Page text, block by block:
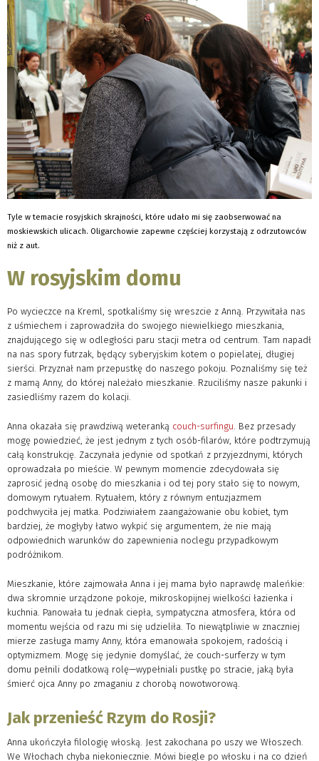
Tyle w temacie rosyjskich skrajności, które udało mi się zaobserwować na
moskiewskich ulicach. Oligarchowie zapewne częściej korzystają z odrzutowców
niż z aut.
W rosyjskim domu
Po wycieczce na Kreml, spotkaliśmy się wreszcie z Anną. Przywitała nas
z uśmiechem i zaprowadziła do swojego niewielkiego mieszkania,
znajdującego się w odległości paru stacji metra od centrum. Tam napadł
na nas spory futrzak, będący syberyjskim kotem o popielatej, długiej
sierści. Przyznał nam przepustkę do naszego pokoju. Poznaliśmy się też
z mamą Anny, do której należało mieszkanie. Rzuciliśmy nasze pakunki i
zasiedliśmy razem do kolacji.
Anna okazała się prawdziwą weteranką couch-surfingu . Bez przesady
mogę powiedzieć, że jest jednym z tych osób-filarów, które podtrzymują
całą konstrukcję. Zaczynała jedynie od spotkań z przyjezdnymi, których
oprowadzała po mieście. W pewnym momencie zdecydowała się
zaprosić jedną osobę do mieszkania i od tej pory stało się to nowym,
domowym rytuałem. Rytuałem, który z równym entuzjazmem
podchwyciła jej matka. Podziwiałem zaangażowanie obu kobiet, tym
bardziej, że mogłyby łatwo wykpić się argumentem, że nie mają
odpowiednich warunków do zapewnienia noclegu przypadkowym
podróżnikom.
Mieszkanie, które zajmowała Anna i jej mama było naprawdę maleńkie:
dwa skromnie urządzone pokoje, mikroskopijnej wielkości łazienka i
kuchnia. Panowała tu jednak ciepła, sympatyczna atmosfera, która od
momentu wejścia od razu mi się udzieliła. To niewątpliwie w znaczniej
mierze zasługa mamy Anny, która emanowała spokojem, radością i
optymizmem. Mogę się jedynie domyślać, że couch-surferzy w tym
domu pełnili dodatkową rolę—wypełniali pustkę po stracie, jaką była
śmierć ojca Anny po zmaganiu z chorobą nowotworową.
Jak przenieść Rzym do Rosji?
Anna ukończyła filologię włoską. Jest zakochana po uszy we Włoszech.
We Włochach chyba niekoniecznie. Mówi biegle po włosku i na co dzień